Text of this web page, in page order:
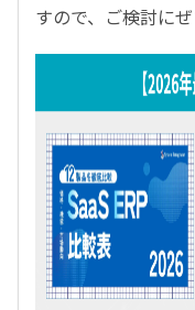
すので、ご検討に